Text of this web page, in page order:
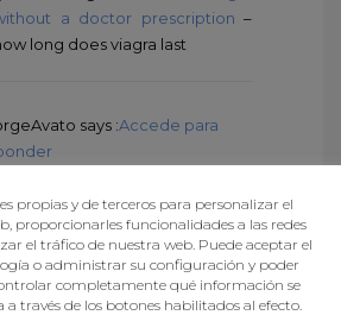
a doctor prescription –
long does viagra last
says :Accede para
name cialis online: Generic
20mg price– cialis vs
vs kamagra
propias y de terceros para personalizar el
proporcionarles funcionalidades a las redes
el tráfico de nuestra web. Puede aceptar el
o administrar su configuración y poder
completamente qué información se
a través de los botones habilitados al efecto.